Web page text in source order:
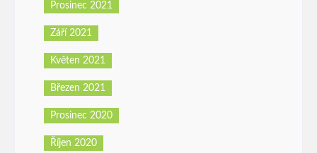
Prosinec 2021
Září 2021
Květen 2021
Březen 2021
Prosinec 2020
Říjen 2020